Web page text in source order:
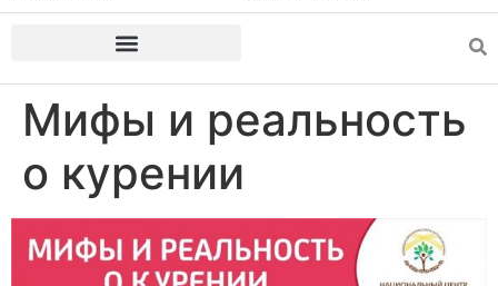
Мифы и реальность
о курении